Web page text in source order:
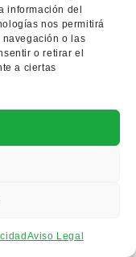
información del
nos permitirá
navegación o las
o retirar el
a ciertas
Aviso Legal